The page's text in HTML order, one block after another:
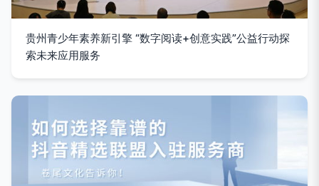
贵州青少年素养新引擎 “数字阅读+创意实践”公益行动探
索未来应用服务